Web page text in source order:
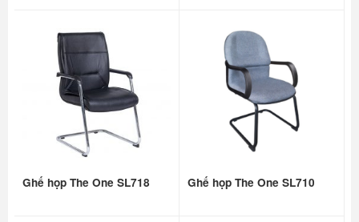
Ghế họp The One SL718 Ghế họp The One SL710